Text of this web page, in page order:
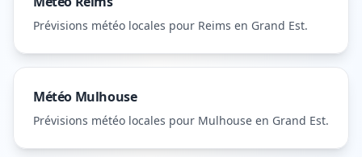
Prévisions météo locales pour Reims en Grand Est.
Météo Mulhouse
Prévisions météo locales pour Mulhouse en Grand Est.